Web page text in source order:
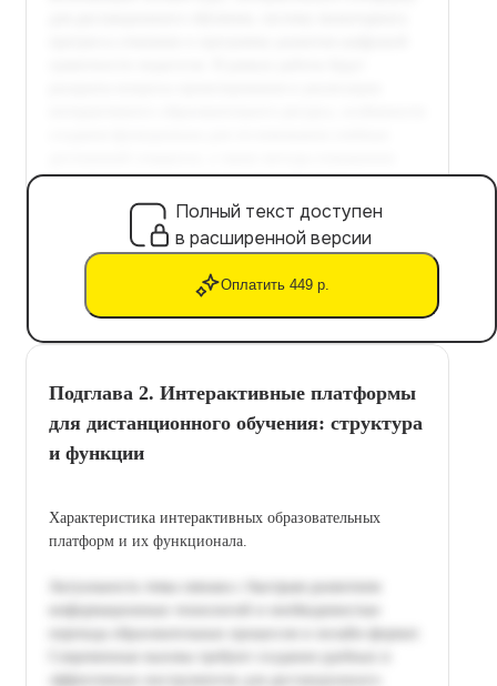
Полный текст доступен
в расширенной версии
Оплатить 449 р.
Подглава 2. Интерактивные платформы
для дистанционного обучения: структура
и функции
Характеристика интерактивных образовательных
платформ и их функционала.